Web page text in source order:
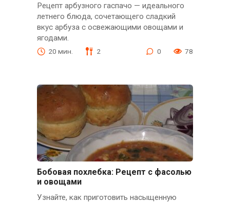
Рецепт арбузного гаспачо — идеального
летнего блюда, сочетающего сладкий
вкус арбуза с освежающими овощами и
ягодами.
20 мин. 2 0 78
Бобовая похлебка: Рецепт с фасолью
и овощами
Узнайте, как приготовить насыщенную